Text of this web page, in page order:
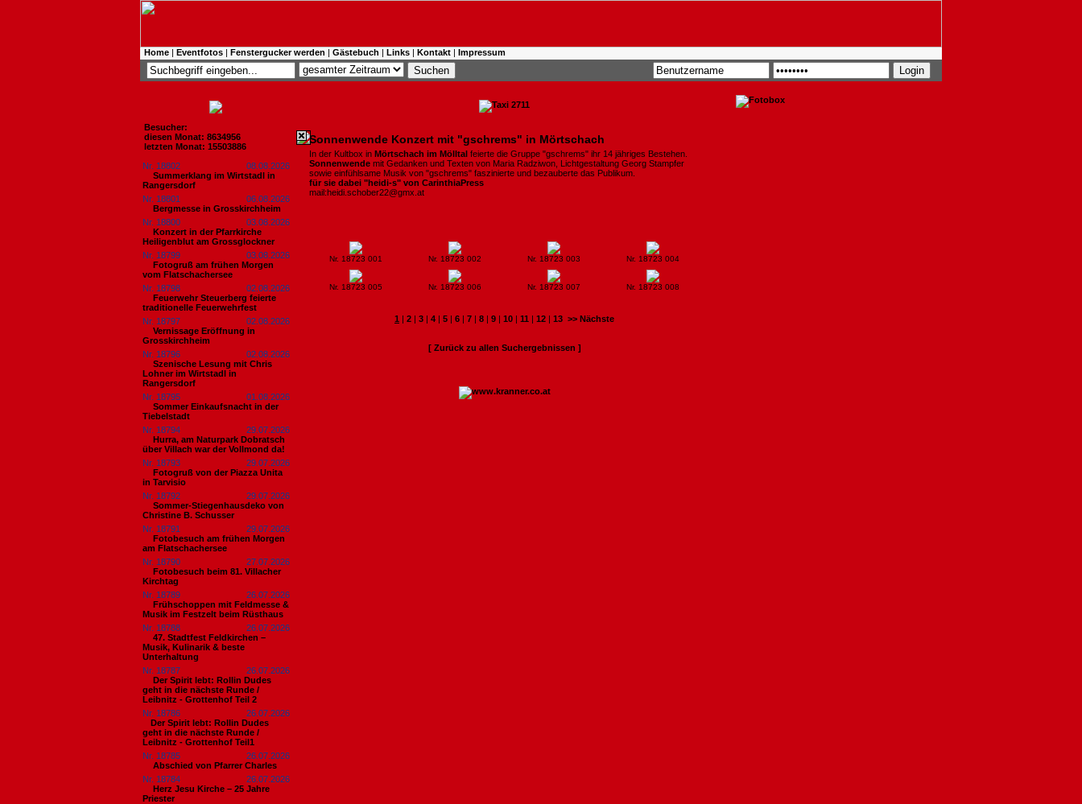
Home | Eventfotos | Fenstergucker werden | Gästebuch | Links | Kontakt | Impressum
Besucher:
diesen Monat: 8634956
letzten Monat: 15503886
Nr. 18802
08.08.2026
Summerklang im Wirtstadl in
Rangersdorf
Nr. 18801
06.08.2026
Bergmesse in Grosskirchheim
Nr. 18800
03.08.2026
Konzert in der Pfarrkirche
Heiligenblut am Grossglockner
Nr. 18799
03.08.2026
Fotogruß am frühen Morgen
vom Flatschachersee
Nr. 18798
02.08.2026
Feuerwehr Steuerberg feierte
traditionelle Feuerwehrfest
Nr. 18797
02.08.2026
Vernissage Eröffnung in
Grosskirchheim
Nr. 18796
02.08.2026
Szenische Lesung mit Chris
Lohner im Wirtstadl in
Rangersdorf
Nr. 18795
01.08.2026
Sommer Einkaufsnacht in der
Tiebelstadt
Nr. 18794
29.07.2026
Hurra, am Naturpark Dobratsch
über Villach war der Vollmond da!
Nr. 18793
29.07.2026
Fotogruß von der Piazza Unita
in Tarvisio
Nr. 18792
29.07.2026
Sommer-Stiegenhausdeko von
Christine B. Schusser
Nr. 18791
29.07.2026
Fotobesuch am frühen Morgen
am Flatschachersee
Nr. 18790
27.07.2026
Fotobesuch beim 81. Villacher
Kirchtag
Nr. 18789
26.07.2026
Frühschoppen mit Feldmesse &
Musik im Festzelt beim Rüsthaus
Nr. 18788
26.07.2026
47. Stadtfest Feldkirchen –
Musik, Kulinarik & beste
Unterhaltung
Nr. 18787
26.07.2026
Der Spirit lebt: Rollin Dudes
geht in die nächste Runde /
Leibnitz - Grottenhof Teil 2
Nr. 18786
26.07.2026
​Der Spirit lebt: Rollin Dudes
geht in die nächste Runde /
Leibnitz - Grottenhof Teil1
Nr. 18785
26.07.2026
Abschied von Pfarrer Charles
Nr. 18784
26.07.2026
Herz Jesu Kirche – 25 Jahre
Priester
Sonnenwende Konzert mit "gschrems" in Mörtschach
In der Kultbox in Mörtschach im Mölltal feierte die Gruppe "gschrems" ihr 14 jähriges Bestehen.
Sonnenwende mit Gedanken und Texten von Maria Radziwon, Lichtgestaltung Georg Stampfer
sowie einfühlsame Musik von "gschrems" faszinierte und bezauberte das Publikum.
für sie dabei "heidi-s" von CarinthiaPress
mail:heidi.schober22@gmx.at
Nr. 18723 001 Nr. 18723 002 Nr. 18723 003 Nr. 18723 004
Nr. 18723 005 Nr. 18723 006 Nr. 18723 007 Nr. 18723 008
1 | 2 | 3 | 4 | 5 | 6 | 7 | 8 | 9 | 10 | 11 | 12 | 13 >> Nächste
[ Zurück zu allen Suchergebnissen ]